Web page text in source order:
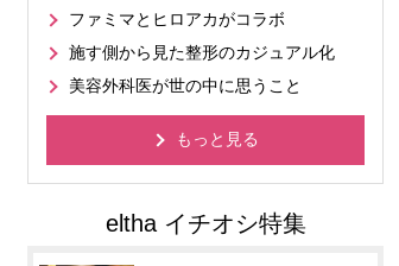
ファミマとヒロアカがコラボ
施す側から見た整形のカジュアル化
美容外科医が世の中に思うこと
もっと見る